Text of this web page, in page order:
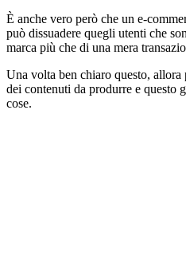
È anche vero però che un e-
può dissuadere quegli utenti che
marca più che di una mera
Una volta ben chiaro questo, allora
dei contenuti da produrre e questo
cose.